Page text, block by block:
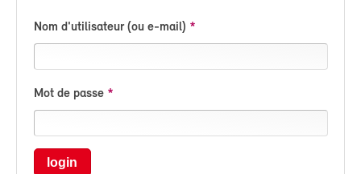
Nom d'utilisateur (ou e-mail)
Mot de passe
login